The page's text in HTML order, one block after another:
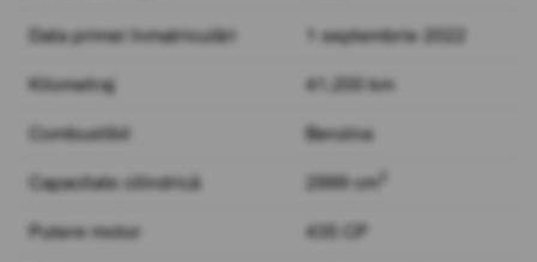
Data primei înmatriculări 1 septembrie 2022
Kilometraj 41.200 km
Combustibil Benzina
Capacitate cilindrică 2999 cm
Putere motor 435 CP